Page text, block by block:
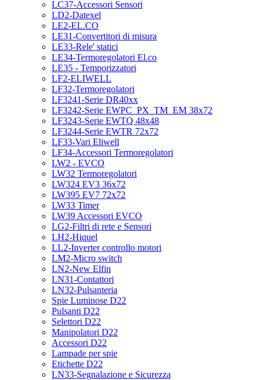
LC37-Accessori Sensori
LD2-Datexel
LE2-EL.CO
LE31-Convertitori di misura
LE33-Rele' statici
LE34-Termoregolatori El.co
LE35 - Temporizzatori
LF2-ELIWELL
LF32-Termoregolatori
LF3241-Serie DR40xx
LF3242-Serie EWPC_PX_TM_EM 38x72
LF3243-Serie EWTQ 48x48
LF3244-Serie EWTR 72x72
LF33-Vari Eliwell
LF34-Accessori Termoregolatori
LW2 - EVCO
LW32 Termoregolatori
LW324 EV3 36x72
LW395 EV7 72x72
LW33 Timer
LW39 Accessori EVCO
LG2-Filtri di rete e Sensori
LH2-Hiquel
LL2-Inverter controllo motori
LM2-Micro switch
LN2-New Elfin
LN31-Contattori
LN32-Pulsanteria
Spie Luminose D22
Pulsanti D22
Selettori D22
Manipolatori D22
Accessori D22
Lampade per spie
Etichette D22
LN33-Segnalazione e Sicurezza